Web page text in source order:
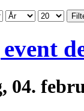
04.